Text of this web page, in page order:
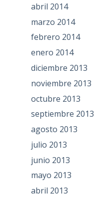
abril 2014
marzo 2014
febrero 2014
enero 2014
diciembre 2013
noviembre 2013
octubre 2013
septiembre 2013
agosto 2013
julio 2013
junio 2013
mayo 2013
abril 2013